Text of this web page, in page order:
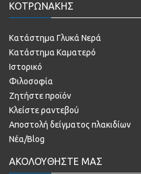
ΚΟΤΡΩΝΑΚΗΣ
Κατάστημα Γλυκά Νερά
Κατάστημα Καματερό
Ιστορικό
Φιλοσοφία
Ζητήστε προϊόν
Κλείστε ραντεβού
Αποστολή δείγματος πλακιδίων
Νέα/Blog
ΑΚΟΛΟΥΘΗΣΤΕ ΜΑΣ